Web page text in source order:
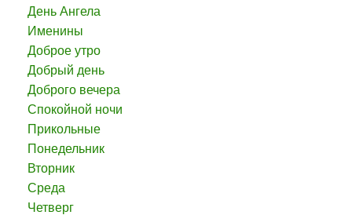
День Ангела
Именины
Доброе утро
Добрый день
Доброго вечера
Спокойной ночи
Прикольные
Понедельник
Вторник
Среда
Четверг